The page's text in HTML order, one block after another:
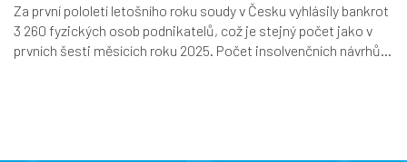
Za první pololetí letošního roku soudy v Česku vyhlásily bankrot
3 260 fyzických osob podnikatelů, což je stejný počet jako v
prvních šesti měsících roku 2025. Počet insolvenčních návrhů...